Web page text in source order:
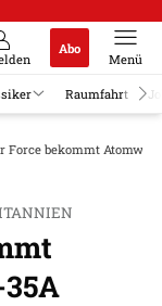
Abo
Menü
Raumfahrt
bekommt